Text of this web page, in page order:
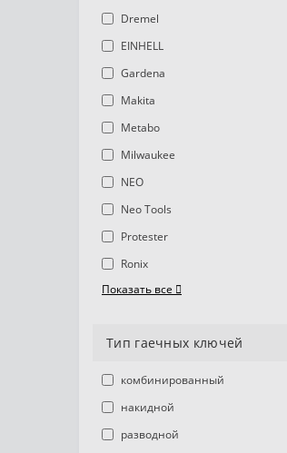
Dremel
EINHELL
Gardena
Makita
Metabo
Milwaukee
NEO
Neo Tools
Protester
Ronix
Показать все
Тип гаечных ключей
комбинированный
накидной
разводной